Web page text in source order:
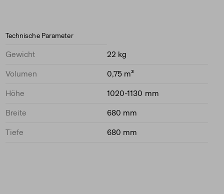
Technische Parameter
Gewicht 22 kg
Volumen 0,75 m³
Höhe 1020-1130 mm
Breite 680 mm
Tiefe 680 mm